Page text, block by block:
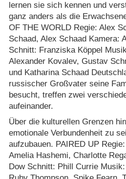
lernen sie sich kennen und
ganz anders als die
OF THE WORLD Regie: Alex
Schaad, Alex Schaad Kamera:
Schnitt: Franziska Köppel
Alexander Kovalev, Gustav
und Katharina Schaad
russischer Großvater seine
besucht, treffen zwei
aufeinander.
Über die kulturellen Grenzen
emotionale Verbundenheit zu
aufzubauen. PAIRED UP
Amelia Hashemi, Charlotte
Dow Schnitt: Phill Currie